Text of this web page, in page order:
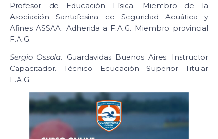
Profesor de Educación Física. Miembro de la
Asociación Santafesina de Seguridad Acuática y
Afines ASSAA. Adherida a F.A.G. Miembro provincial
F.A.G.
Sergio Ossola. Guardavidas Buenos Aires. Instructor
Capacitador. Técnico Educación Superior Titular
F.A.G.